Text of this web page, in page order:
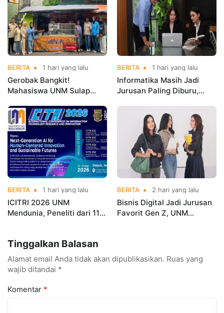
BERITA 1 hari yang lalu
Gerobak Bangkit!
Mahasiswa UNM Sulap
Menarik dan Laris
BERITA 1 hari yang lalu
Informatika Masih Jadi
Jurusan Paling Diburu,
hingga Cyber Security
BERITA 1 hari yang lalu
ICITRI 2026 UNM
Mendunia, Peneliti dari 11
BERITA 2 hari yang lalu
Bisnis Digital Jadi Jurusan
Favorit Gen Z, UNM
Tinggalkan Balasan
Alamat email Anda tidak akan dipublikasikan. Ruas yang
wajib ditandai *
Komentar *